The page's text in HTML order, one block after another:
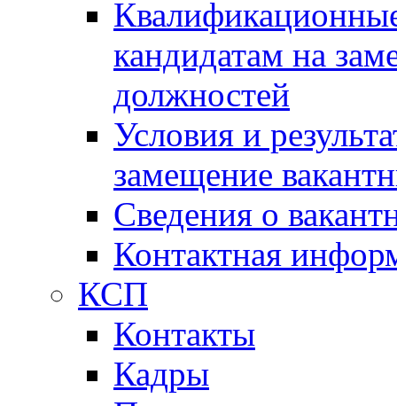
кандидатам на
должностей
Условия и
замещение
Сведения о
Контактная
КСП
Контакты
Кадры